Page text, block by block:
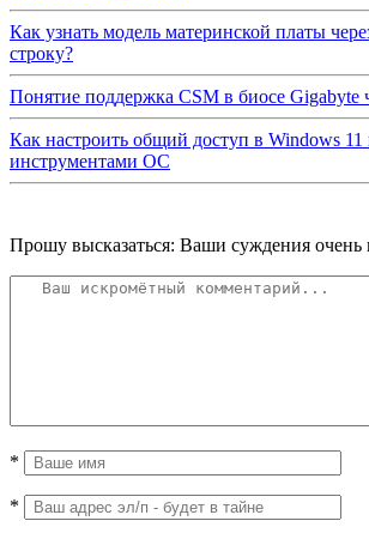
Как узнать модель материнской платы
строку?
Понятие поддержка CSM в биосе Gigabyte
Как настроить общий доступ в Windows
инструментами ОС
Прошу высказаться: Ваши суждения
*
*